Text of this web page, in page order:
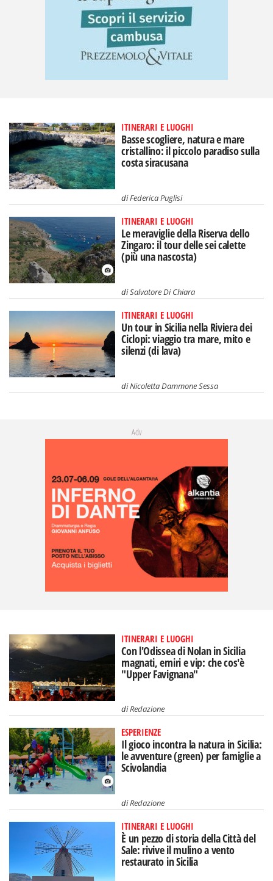
ITINERARI E LUOGHI
Basse scogliere, natura e mare
cristallino: il piccolo paradiso sulla
costa siracusana
diFederica Puglisi
ITINERARI E LUOGHI
Le meraviglie della Riserva dello
Zingaro: il tour delle sei calette
(più una nascosta)
diSalvatore Di Chiara
ITINERARI E LUOGHI
Un tour in Sicilia nella Riviera dei
Ciclopi: viaggio tra mare, mito e
silenzi (di lava)
diNicoletta Dammone Sessa
Adv
ITINERARI E LUOGHI
Con l'Odissea di Nolan in Sicilia
magnati, emiri e vip: che cos'è
"Upper Favignana"
diRedazione
ESPERIENZE
Il gioco incontra la natura in Sicilia:
le avventure (green) per famiglie a
Scivolandia
diRedazione
ITINERARI E LUOGHI
È un pezzo di storia della Città del
Sale: rivive il mulino a vento
restaurato in Sicilia